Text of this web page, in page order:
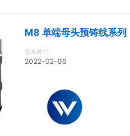
M8 单端母头预铸线系列
发布时间：
2022-02-06